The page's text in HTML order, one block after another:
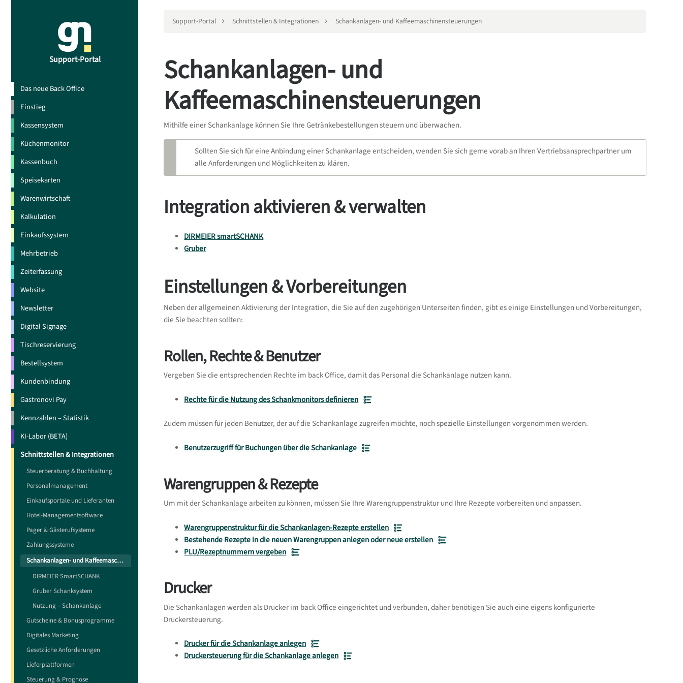
Support-Portal
Das neue Back Office
Einstieg
Kassensystem
Küchenmonitor
Kassenbuch
Speisekarten
Warenwirtschaft
Kalkulation
Einkaufssystem
Mehrbetrieb
Zeiterfassung
Website
Newsletter
Digital Signage
Tischreservierung
Bestellsystem
Kundenbindung
Gastronovi Pay
Kennzahlen – Statistik
KI-Labor (BETA)
Schnittstellen & Integrationen
Steuerberatung & Buchhaltung
Personalmanagement
Einkaufsportale und Lieferanten
Hotel-Managementsoftware
Pager & Gästerufsysteme
Zahlungssysteme
Schankanlagen- und Kaffeemaschinensteuerungen
DIRMEIER SmartSCHANK
Gruber Schanksystem
Nutzung – Schankanlage
Gutscheine & Bonusprogramme
Digitales Marketing
Gesetzliche Anforderungen
Lieferplattformen
Steuerung & Prognose
Support-Portal Schnittstellen & Integrationen Schankanlagen- und Kaffeemaschinensteuerungen
Schankanlagen- und
Kaffeemaschinensteuerungen
Mithilfe einer Schankanlage können Sie Ihre Getränkebestellungen steuern und überwachen.
Sollten Sie sich für eine Anbindung einer Schankanlage entscheiden, wenden Sie sich gerne vorab an Ihren Vertriebsansprechpartner um
alle Anforderungen und Möglichkeiten zu klären.
Integration aktivieren & verwalten
DIRMEIER smartSCHANK
Gruber
Einstellungen & Vorbereitungen
Neben der allgemeinen Aktivierung der Integration, die Sie auf den zugehörigen Unterseiten finden, gibt es einige Einstellungen und Vorbereitungen,
die Sie beachten sollten:
Rollen, Rechte & Benutzer
Vergeben Sie die entsprechenden Rechte im back Office, damit das Personal die Schankanlage nutzen kann.
Rechte für die Nutzung des Schankmonitors definieren
Zudem müssen für jeden Benutzer, der auf die Schankanlage zugreifen möchte, noch spezielle Einstellungen vorgenommen werden.
Benutzerzugriff für Buchungen über die Schankanlage
Warengruppen & Rezepte
Um mit der Schankanlage arbeiten zu können, müssen Sie Ihre Warengruppenstruktur und Ihre Rezepte vorbereiten und anpassen.
Warengruppenstruktur für die Schankanlagen-Rezepte erstellen
Bestehende Rezepte in die neuen Warengruppen anlegen oder neue erstellen
PLU/Rezeptnummern vergeben
Drucker
Die Schankanlagen werden als Drucker im back Office eingerichtet und verbunden, daher benötigen Sie auch eine eigens konfigurierte
Druckersteuerung.
Drucker für die Schankanlage anlegen
Druckersteuerung für die Schankanlage anlegen